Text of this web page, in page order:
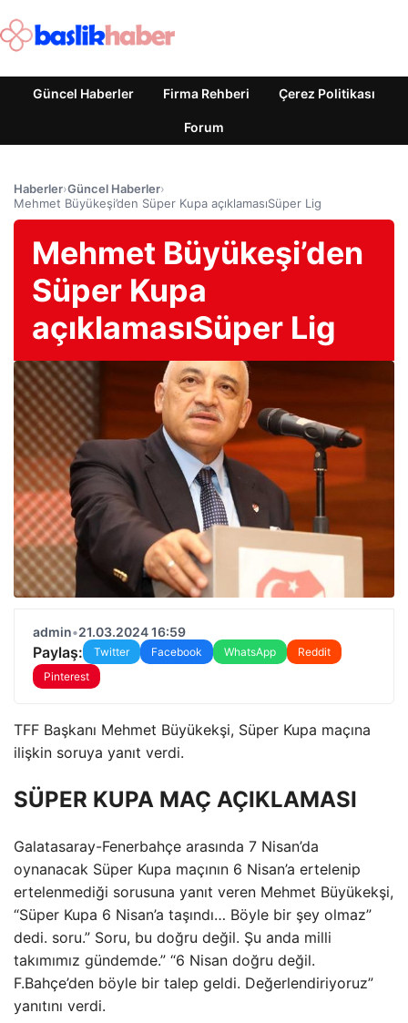
Güncel Haberler Firma Rehberi Çerez Politikası
Forum
Haberler›Güncel Haberler›
Mehmet Büyükeşi’den Süper Kupa açıklamasıSüper Lig
Mehmet Büyükeşi’den
Süper Kupa
açıklamasıSüper Lig
admin•21.03.2024 16:59
Paylaş: Twitter Facebook WhatsApp
Reddit
Pinterest
TFF Başkanı Mehmet Büyükekşi, Süper Kupa maçına
ilişkin soruya yanıt verdi.
SÜPER KUPA MAÇ AÇIKLAMASI
Galatasaray-Fenerbahçe arasında 7 Nisan’da
oynanacak Süper Kupa maçının 6 Nisan’a ertelenip
ertelenmediği sorusuna yanıt veren Mehmet Büyükekşi,
“Süper Kupa 6 Nisan’a taşındı… Böyle bir şey olmaz”
dedi. soru.” Soru, bu doğru değil. Şu anda milli
takımımız gündemde.” “6 Nisan doğru değil.
F.Bahçe’den böyle bir talep geldi. Değerlendiriyoruz”
yanıtını verdi.